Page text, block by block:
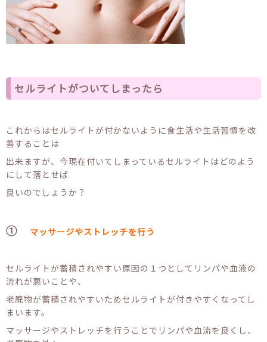
セルライトがついてしまったら
これからはセルライトが付かないように食生活や生活習慣を改
善することは
出来ますが、今現在付いてしまっているセルライトはどのよう
にして落とせば
良いのでしょうか？
① マッサージやストレッチを行う
セルライトが蓄積されやすい原因の１つとしてリンパや血液の
流れが悪いことや、
老廃物が蓄積されやすいためセルライトが付きやすくなってし
まいます。
マッサージやストレッチを行うことでリンパや血流を良くし、